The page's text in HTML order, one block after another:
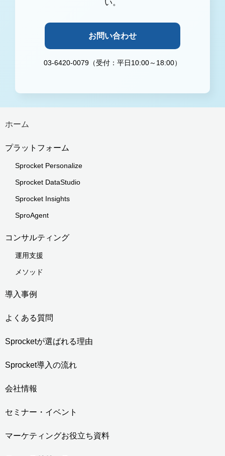
い。
お問い合わせ
03-6420-0079（受付：平日10:00～18:00）
ホーム
プラットフォーム
Sprocket Personalize
Sprocket DataStudio
Sprocket Insights
SproAgent
コンサルティング
運用支援
メソッド
導入事例
よくある質問
Sprocketが選ばれる理由
Sprocket導入の流れ
会社情報
セミナー・イベント
マーケティングお役立ち資料